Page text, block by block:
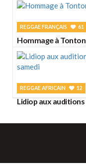
REGGAE FRANÇAIS 61
Hommage à
REGGAE AFRICAIN 12
Lidiop aux auditions